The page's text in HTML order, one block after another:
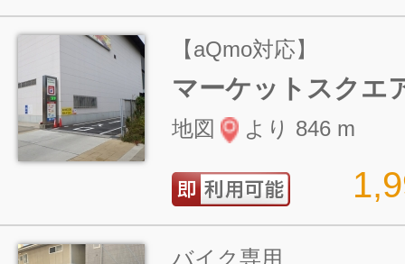
【aQmo対応】
マーケットスクエ
地図 より 846 m
バイク専用